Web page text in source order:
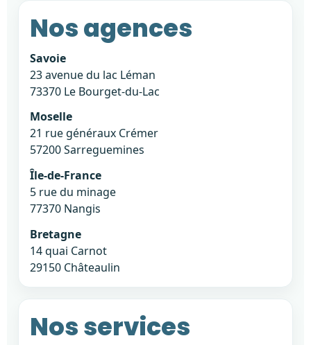
Nos agences
Savoie
23 avenue du lac Léman
73370 Le Bourget-du-Lac
Moselle
21 rue généraux Crémer
57200 Sarreguemines
Île-de-France
5 rue du minage
77370 Nangis
Bretagne
14 quai Carnot
29150 Châteaulin
Nos services